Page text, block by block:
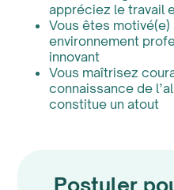
appréciez le travail
Vous êtes motivé(e)
environnement
innovant
Vous maîtrisez
connaissance de
constitue un atout